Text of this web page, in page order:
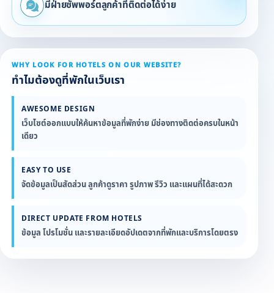
มีฝ่ายซัพพอร์ตลูกค้าที่ติดต่อได้ง่าย
WHY LOOK FOR HOTELS ON OUR WEBSITE?
ทำไมต้องดูที่พักในเว็บเรา
AWESOME DESIGN
เว็บไซต์ออกแบบให้ค้นหาข้อมูลที่พักง่าย มีช่องทางติดต่อครบในหน้า
เดียว
EASY TO USE
จัดข้อมูลเป็นสัดส่วน ลูกค้าดูราคา รูปภาพ รีวิว และแผนที่ได้สะดวก
DIRECT UPDATE FROM HOTELS
ข้อมูล โปรโมชั่น และรายละเอียดอัปเดตจากที่พักและบริการโดยตรง